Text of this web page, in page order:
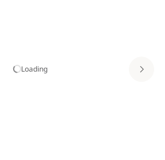
Loading